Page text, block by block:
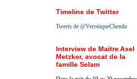
Timeline de Twitter
Tweets de @VeroniqueChemla
Interview de Maitre Axel
Metzker, avocat de la
famille Selam